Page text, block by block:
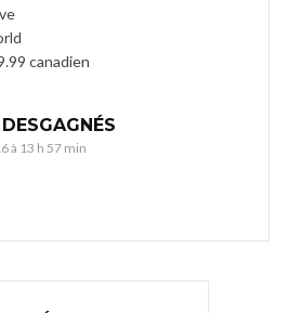
canadien
à 13 h 57 min